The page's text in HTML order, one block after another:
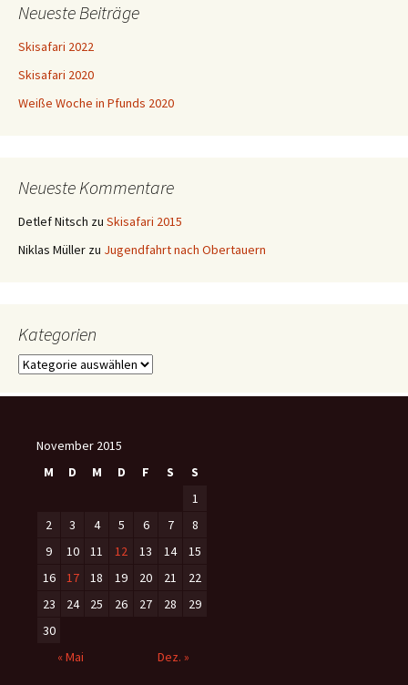
Neueste Beiträge
Skisafari 2022
Skisafari 2020
Weiße Woche in Pfunds 2020
Neueste Kommentare
Detlef Nitsch zu Skisafari 2015
Niklas Müller zu Jugendfahrt nach Obertauern
Kategorien
Kategorien
November 2015
M
D M D F S
S
1
2
3 4 5 6 7
8
9
10 11 12 13 14
15
16
17 18 19 20 21
22
23
24 25 26 27 28
29
30
« Mai
Dez. »